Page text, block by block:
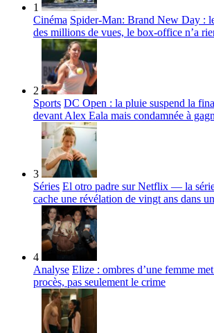
1
Cinéma Spider-Man: Brand New Day :
des millions de vues, le box-office n’a
2
Sports DC Open : la pluie suspend la
devant Alex Eala mais condamnée à
3
Séries El otro padre sur Netflix — la
cache une révélation de vingt ans dans
4
Analyse Elize : ombres d’une femme
procès, pas seulement le crime